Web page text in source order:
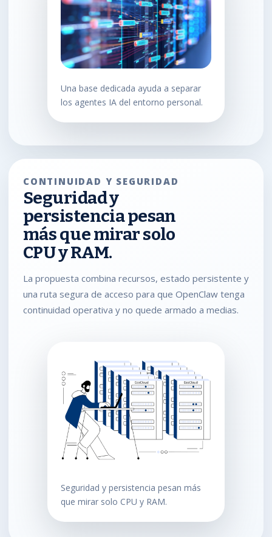
Una base dedicada ayuda a separar
los agentes IA del entorno personal.
CONTINUIDAD Y SEGURIDAD
Seguridad y
persistencia pesan
más que mirar solo
CPU y RAM.
La propuesta combina recursos, estado persistente y
una ruta segura de acceso para que OpenClaw tenga
continuidad operativa y no quede armado a medias.
Seguridad y persistencia pesan más
que mirar solo CPU y RAM.